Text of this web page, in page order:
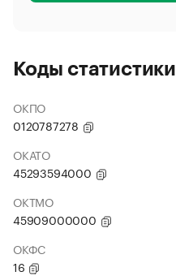
Коды статистики
ОКПО
0120787278
ОКАТО
45293594000
ОКТМО
45909000000
ОКФС
16